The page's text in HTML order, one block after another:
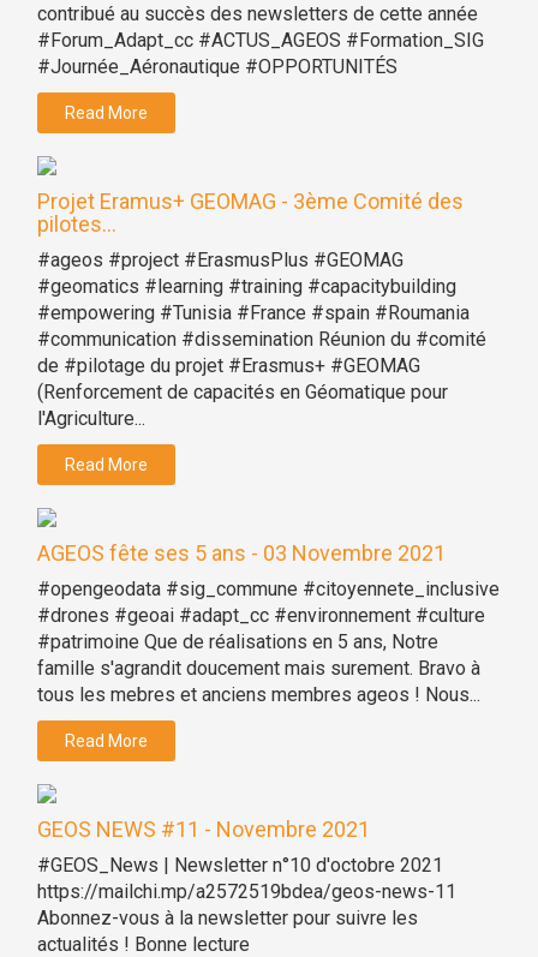
contribué au succès des newsletters de cette année
#Forum_Adapt_cc #ACTUS_AGEOS #Formation_SIG
#Journée_Aéronautique #OPPORTUNITÉS
Read More
Projet Eramus+ GEOMAG - 3ème Comité des
pilotes...
#ageos #project #ErasmusPlus #GEOMAG
#geomatics #learning #training #capacitybuilding
#empowering #Tunisia #France #spain #Roumania
#communication #dissemination Réunion du #comité
de #pilotage du projet #Erasmus+ #GEOMAG
(Renforcement de capacités en Géomatique pour
l'Agriculture...
Read More
AGEOS fête ses 5 ans - 03 Novembre 2021
#opengeodata #sig_commune #citoyennete_inclusive
#drones #geoai #adapt_cc #environnement #culture
#patrimoine Que de réalisations en 5 ans, Notre
famille s'agrandit doucement mais surement. Bravo à
tous les mebres et anciens membres ageos ! Nous...
Read More
GEOS NEWS #11 - Novembre 2021
#GEOS_News | Newsletter n°10 d'octobre 2021
https://mailchi.mp/a2572519bdea/geos-news-11
Abonnez-vous à la newsletter pour suivre les
actualités ! Bonne lecture